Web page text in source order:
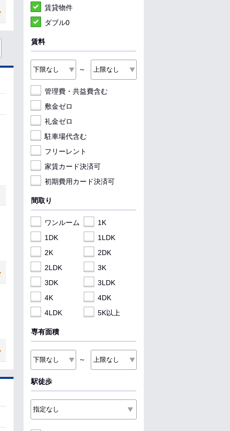
賃貸物件
ダブル0
賃料
～
管理費・共益費含む
敷金ゼロ
礼金ゼロ
駐車場代含む
フリーレント
家賃カード決済可
初期費用カード決済可
間取り
ワンルーム
1K
1DK
1LDK
2K
2DK
2LDK
3K
3DK
3LDK
4K
4DK
4LDK
5K以上
専有面積
～
駅徒歩